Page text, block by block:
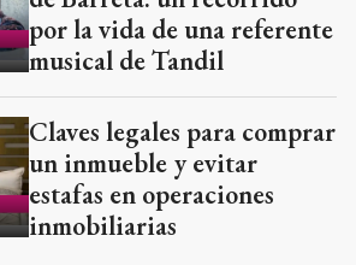
por la vida de una referente
musical de Tandil
Claves legales para comprar
un inmueble y evitar
estafas en operaciones
inmobiliarias